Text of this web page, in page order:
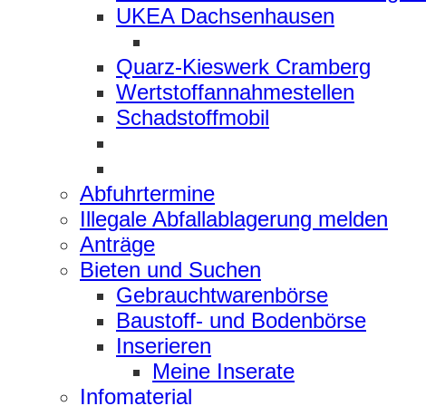
UKEA Dachsenhausen
Quarz-Kieswerk Cramberg
Wertstoffannahmestellen
Schadstoffmobil
Abfuhrtermine
Illegale Abfallablagerung melden
Anträge
Bieten und Suchen
Gebrauchtwarenbörse
Baustoff- und Bodenbörse
Inserieren
Meine Inserate
Infomaterial